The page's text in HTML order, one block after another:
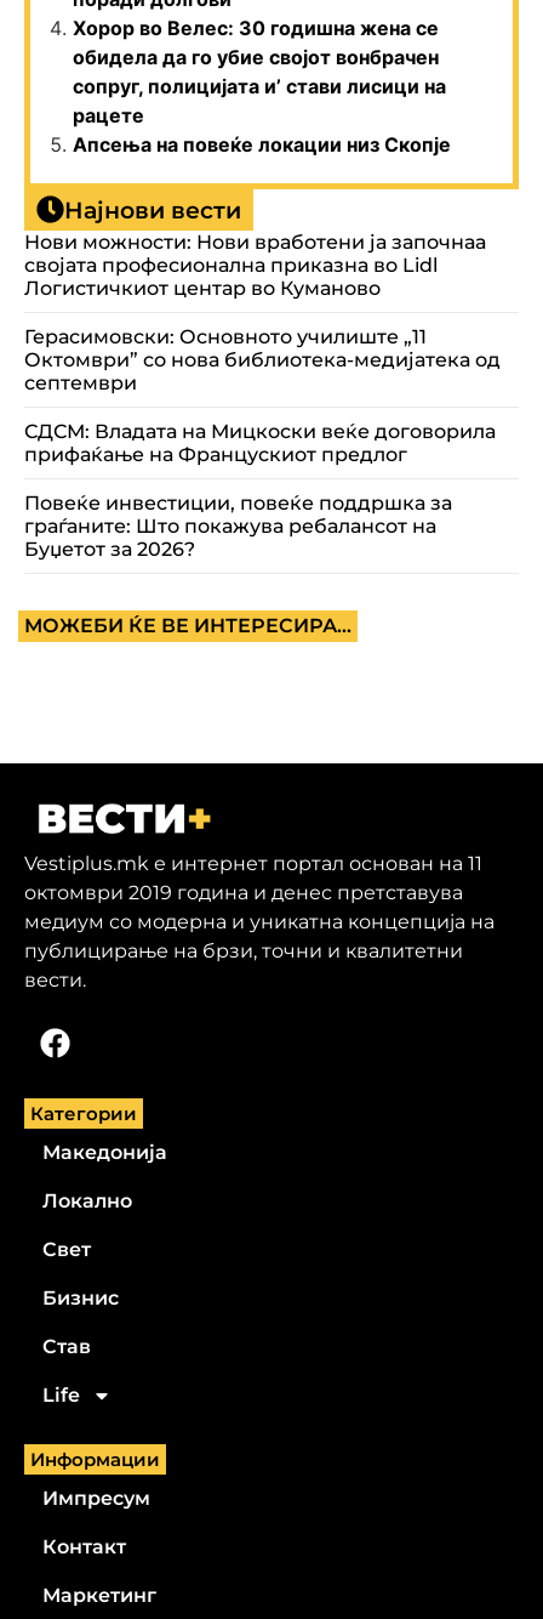
Хорор во Велес: 30 годишна жена се
обидела да го убие својот вонбрачен
сопруг, полицијата и’ стави лисици на
рацете
Апсења на повеќе локации низ Скопје
Најнови вести
Нови можности: Нови вработени ја започнаа
својата професионална приказна во Lidl
Логистичкиот центар во Куманово
Герасимовски: Основното училиште „11
Октомври” со нова библиотека-медијатека од
септември
СДСМ: Владата на Мицкоски веќе договорила
прифаќање на Францускиот предлог
Повеќе инвестиции, повеќе поддршка за
граѓаните: Што покажува ребалансот на
Буџетот за 2026?
МОЖЕБИ ЌЕ ВЕ ИНТЕРЕСИРА...
Vestiplus.mk е интернет портал основан на 11
октомври 2019 година и денес претставува
медиум со модерна и уникатна концепција на
публицирање на брзи, точни и квалитетни
вести.
Категории
Македонија
Локално
Свет
Бизнис
Став
Life
Информации
Импресум
Контакт
Маркетинг